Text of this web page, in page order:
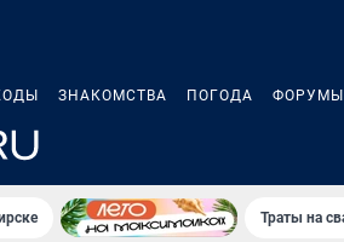
ЗНАКОМСТВА ПОГОДА ФОРУМЫ
Траты на